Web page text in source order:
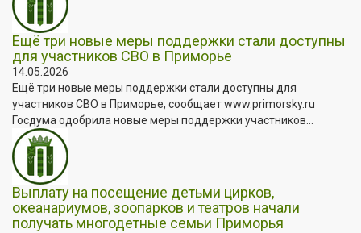
Ещё три новые меры поддержки стали доступны
для участников СВО в Приморье
14.05.2026
Ещё три новые меры поддержки стали доступны для
участников СВО в Приморье, сообщает www.primorsky.ru
Госдума одобрила новые меры поддержки участников...
Выплату на посещение детьми цирков,
океанариумов, зоопарков и театров начали
получать многодетные семьи Приморья